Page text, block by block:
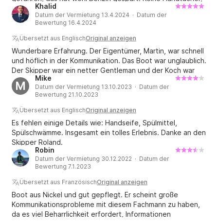
kein Tee und Kaffee. Wir waren eine Stunde schneller
zurück als geplant Vorteile: Toller Koch, alles war lecker.
Erfahrener Skipper.
Khalid
Datum der Vermietung 13.4.2024 · Datum der
Bewertung 16.4.2024
Übersetzt aus EnglischOriginal anzeigen
Wunderbare Erfahrung. Der Eigentümer, Martin, war schnell
und höflich in der Kommunikation. Das Boot war unglaublich.
Der Skipper war ein netter Gentleman und der Koch war
großartig. Nicht zu vergessen Odette, den Star des
Kundenservice, der uns bei unserer Ankunft in der Eden
Arena persönlich mit einem breiten Lächeln empfing. Alles
in allem ein 5-Sterne-Erlebnis.
M
Mike
Datum der Vermietung 13.10.2023 · Datum der
Bewertung 21.10.2023
Übersetzt aus EnglischOriginal anzeigen
Es fehlen einige Details wie: Handseife, Spülmittel,
Spülschwämme. Insgesamt ein tolles Erlebnis. Danke an den
Skipper Roland.
Robin
Datum der Vermietung 30.12.2022 · Datum der
Bewertung 7.1.2023
Übersetzt aus FranzösischOriginal anzeigen
Boot aus Nickel und gut gepflegt. Er scheint große
Kommunikationsprobleme mit diesem Fachmann zu haben,
da es viel Beharrlichkeit erfordert, Informationen